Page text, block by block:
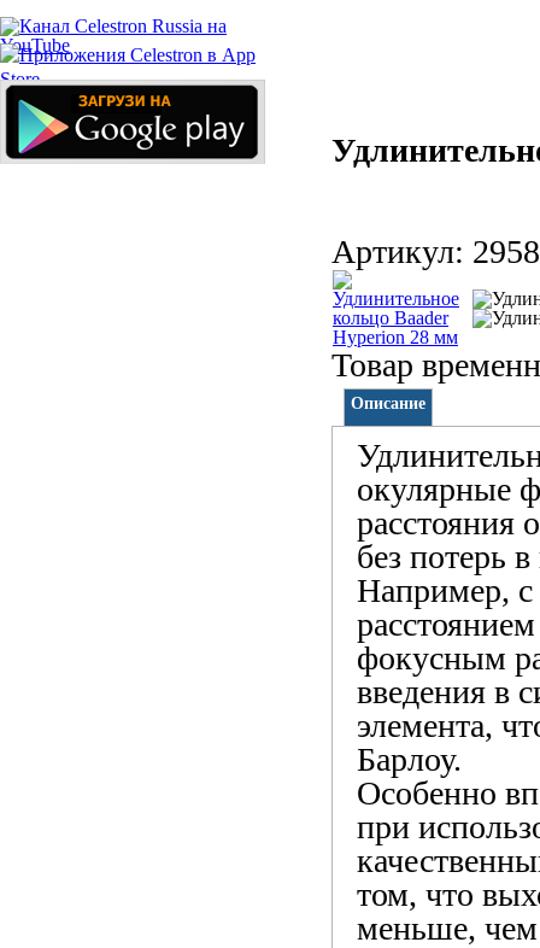
Артикул:
Товар
Описание
окулярные
расстояния
без потерь
Например,
фокусным
введения в
элемента,
Барлоу.
Особенно
при
том, что
меньше, чем